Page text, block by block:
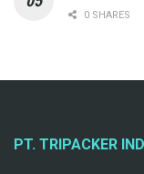
0 SHARES
PT. TRIPACKER